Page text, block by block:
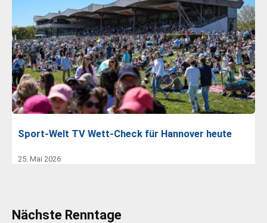
Sport-Welt TV Wett-Check für Hannover heute
25. Mai 2026
Nächste Renntage